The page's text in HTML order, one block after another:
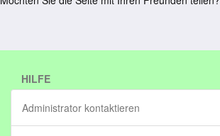
HILFE
Administrator kontaktieren